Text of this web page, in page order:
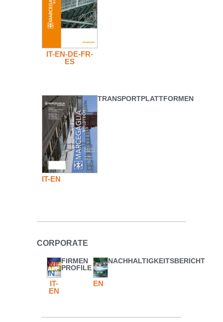
IT-EN-DE-FR-
ES
IT-EN
TRANSPORTPLATTFORMEN
CORPORATE
IT-
EN
FIRMEN
PROFILE
EN
NACHHALTIGKEITSBERICHT